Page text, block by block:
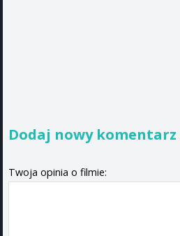
Dodaj nowy komentarz
Twoja opinia o filmie: